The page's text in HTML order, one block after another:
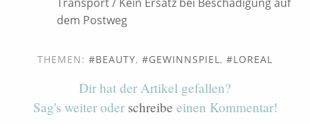
dem Postweg
THEMEN: BEAUTY, GEWINNSPIEL, LOREAL
Dir hat der Artikel gefallen?
Sag's weiter oder schreibe einen Kommentar!